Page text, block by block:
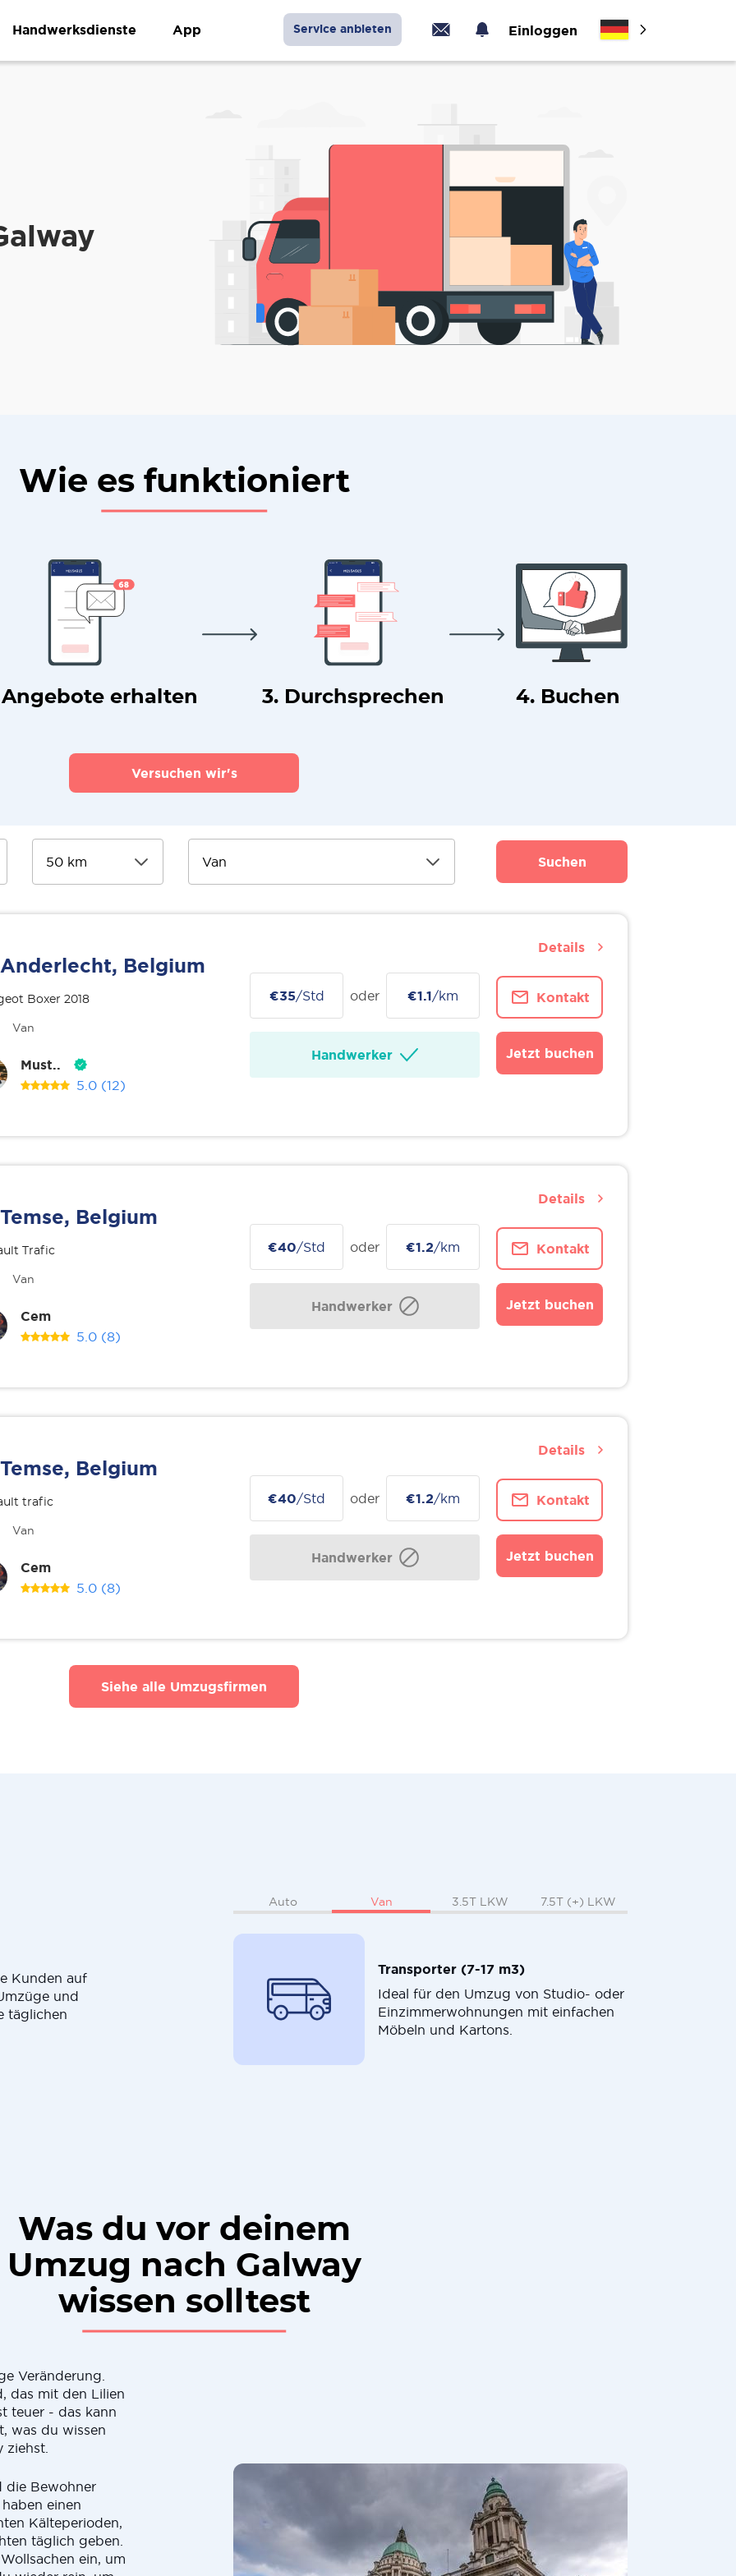
Handwerksdienste App Service anbieten Einloggen
Wie es funktioniert
Angebote erhalten 3. Durchsprechen 4. Buchen
Versuchen wir's
Suchen
Anderlecht, Belgium
Boxer 2018
Van
Must..
5.0 (12)
€35/Std oder €1.1/km
Handwerker
Kontakt
Jetzt buchen
Details
Temse, Belgium
Trafic
Van
Cem
5.0 (8)
€40/Std oder €1.2/km
Handwerker
Kontakt
Jetzt buchen
Details
Temse, Belgium
trafic
Van
Cem
5.0 (8)
€40/Std oder €1.2/km
Handwerker
Kontakt
Jetzt buchen
Details
Siehe alle Umzugsfirmen
Kunden auf
und
täglichen
Auto Van 3.5T LKW 7.5T (+) LKW
Transporter (7-17 m3)
Ideal für den Umzug von Studio- oder
Einzimmerwohnungen mit einfachen
Möbeln und Kartons.
Was du vor deinem
Umzug nach Galway
wissen solltest
Veränderung.
das mit den Lilien
teuer - das kann
was du wissen
ziehst.
die Bewohner
einen
Kälteperioden,
täglich geben.
ein, um